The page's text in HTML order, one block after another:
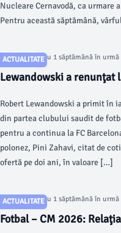
Nucleare Cernavodă, ca
Pentru această săptămână,
ACTUALITATE
Articol postat cu 1 săptămână în urmă
Lewandowski a renunţat
Robert Lewandowski a primit în
din partea clubului saudit de
pentru a continua la FC
polonez, Pini Zahavi, citat de
ofertă pe doi ani, în valoare […]
ACTUALITATE
Articol postat cu 1 săptămână în urmă
Fotbal – CM 2026: